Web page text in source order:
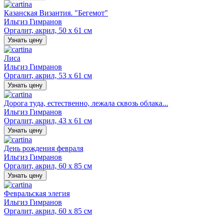
Казанская Византия. "Бегемот"
Ильгиз Гимранов
Оргалит, акрил, 50 х 61 см
Узнать цену
Лиса
Ильгиз Гимранов
Оргалит, акрил, 53 х 61 см
Узнать цену
Дорога туда, естественно, лежала сквозь облака...
Ильгиз Гимранов
Оргалит, акрил, 43 х 61 см
Узнать цену
День рождения февраля
Ильгиз Гимранов
Оргалит, акрил, 60 х 85 см
Узнать цену
Февральская элегия
Ильгиз Гимранов
Оргалит, акрил, 60 х 85 см